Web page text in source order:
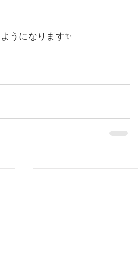
うになります✨